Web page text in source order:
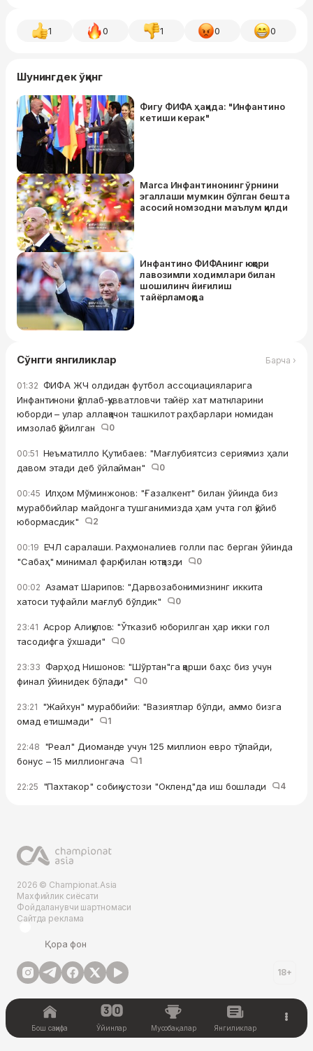
1 0 1 0 0
Шунингдек ўқинг
Фигу ФИФА ҳақида: "Инфантино
кетиши керак"
Marca Инфантинонинг ўрнини
эгаллаши мумкин бўлган бешта
асосий номзодни маълум қилди
Инфантино ФИФАнинг юқори
лавозимли ходимлари билан
шошилинч йиғилиш
тайёрламоқда
Сўнгги янгиликлар Барча ›
01:32 ФИФА ЖЧ олдидан футбол ассоциацияларига
Инфантинони қўллаб-қувватловчи тайёр хат матнларини
юборди – улар аллақачон ташкилот раҳбарлари номидан
имзолаб қўйилган
0
00:51 Неъматилло Қутибаев: "Мағлубиятсиз сериямиз ҳали
давом этади деб ўйлайман"
0
00:45 Илҳом Мўминжонов: "Ғазалкент" билан ўйинда биз
мураббийлар майдонга тушганимизда ҳам учта гол қўйиб
юбормасдик"
2
00:19 ЕЧЛ саралаши. Раҳмоналиев голли пас берган ўйинда
"Сабаҳ" минимал фарқ билан ютқазди
0
00:02 Азамат Шарипов: "Дарвозабонимизнинг иккита
хатоси туфайли мағлуб бўлдик"
0
23:41 Асрор Алиқулов: "Ўтказиб юборилган ҳар икки гол
тасодифга ўхшади"
0
23:33 Фарҳод Нишонов: "Шўртан"га қарши баҳс биз учун
финал ўйинидек бўлади"
0
23:21 "Жайхун" мураббийи: "Вазиятлар бўлди, аммо бизга
омад етишмади"
1
22:48 "Реал" Диоманде учун 125 миллион евро тўлайди,
бонус – 15 миллионгача
1
22:25 "Пахтакор" собиқ устози "Окленд"да иш бошлади 4
2026 © Championat.Asia
Махфийлик сиёсати
Фойдаланувчи шартномаси
Сайтда реклама
Қора фон
18+
Бош саҳифа Ўйинлар Мусобақалар Янгиликлар